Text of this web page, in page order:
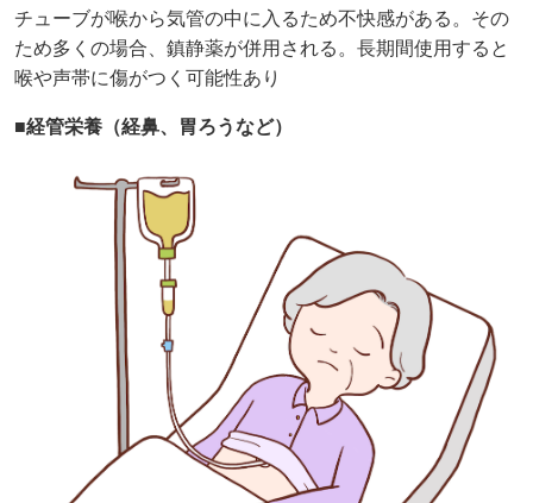
チューブが喉から気管の中に入るため不快感がある。その
ため多くの場合、鎮静薬が併用される。長期間使用すると
喉や声帯に傷がつく可能性あり
■経管栄養（経鼻、胃ろうなど）